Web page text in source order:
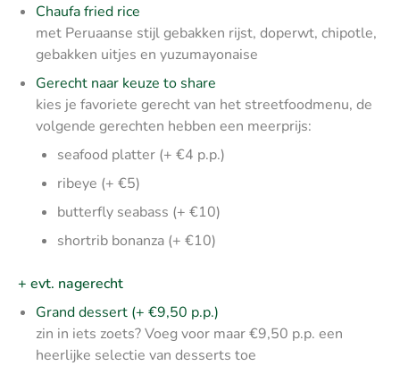
Chaufa fried rice
met Peruaanse stijl gebakken rijst, doperwt, chipotle,
gebakken uitjes en yuzumayonaise
Gerecht naar keuze to share
kies je favoriete gerecht van het streetfoodmenu, de
volgende gerechten hebben een meerprijs:
seafood platter (+ €4 p.p.)
ribeye (+ €5)
butterfly seabass (+ €10)
shortrib bonanza (+ €10)
+ evt. nagerecht
Grand dessert (+ €9,50 p.p.)
zin in iets zoets? Voeg voor maar €9,50 p.p. een
heerlijke selectie van desserts toe